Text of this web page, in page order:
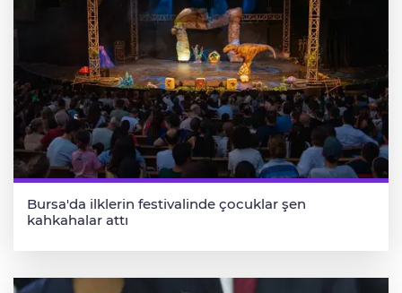
Bursa'da ilklerin festivalinde çocuklar şen
kahkahalar attı